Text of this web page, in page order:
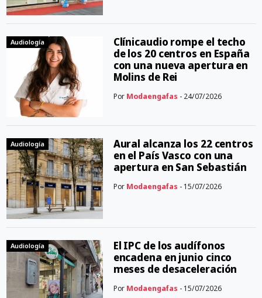
Audiología
Clínicaudio rompe el techo
de los 20 centros en España
con una nueva apertura en
Molins de Rei
Por Modaengafas - 24/07/2026
Audiología
Aural alcanza los 22 centros
en el País Vasco con una
apertura en San Sebastián
Por Modaengafas - 15/07/2026
Audiología
El IPC de los audífonos
encadena en junio cinco
meses de desaceleración
Por Modaengafas - 15/07/2026